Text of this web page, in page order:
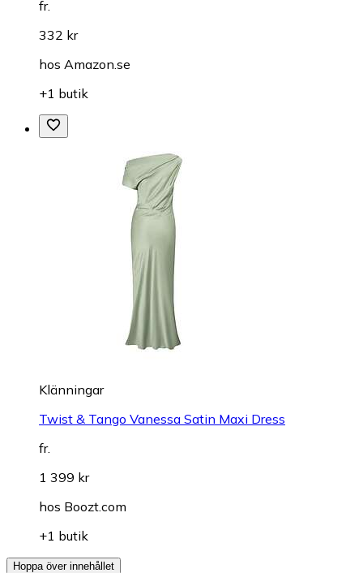
fr.
332 kr
hos Amazon.se
+1 butik
Klänningar
Twist & Tango Vanessa Satin Maxi Dress
fr.
1 399 kr
hos Boozt.com
+1 butik
Hoppa över innehållet